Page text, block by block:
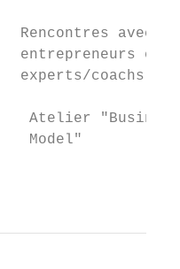
avec
et
coachs
Atelier